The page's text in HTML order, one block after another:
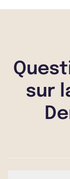
sur